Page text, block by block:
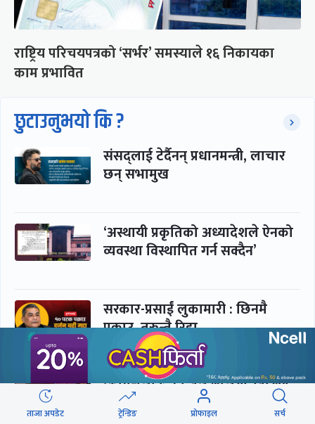
राष्ट्रिय परिचयपत्रको ‘सर्भर’ समस्याले १६ निकायका
काम प्रभावित
छुटाउनुभयो कि ?
संसद्लाई टेर्दैनन् प्रधानमन्त्री, लाचार
छन् सभामुख
‘अस्थायी प्रकृतिको अध्यादेशले ऐनको
व्यवस्था विस्थापित गर्न सक्दैन’
सरकार-प्रसाईं लुकामारी : छिनमै
पक्राउ, तुरुन्तै रिहा
‘कामचलाउ’ नेतृत्वले थलियो स्वास्थ्य
क्षेत्र
ताजा अपडेट ट्रेन्डिङ प्रोफाइल सर्च